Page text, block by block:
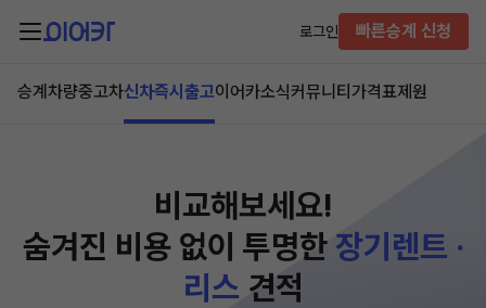
로그인 빠른승계 신청
승계차량중고차신차즉시출고이어카소식커뮤니티 가격표제원
비교해보세요!
숨겨진 비용 없이 투명한장기렌트 ·
리스 견적